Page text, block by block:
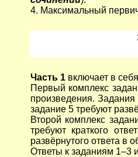
4. Максимальный
Часть 1 включает в
Первый комплекс
произведения.
задание 5 требуют
Второй комплекс
требуют краткого
развёрнутого ответа в
Ответы к заданиям 1–3